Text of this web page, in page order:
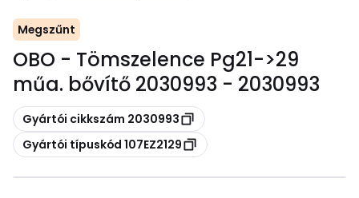
Megszűnt
OBO - Tömszelence Pg21->29
műa. bővítő 2030993 - 2030993
Másolás
Gyártói cikkszám 2030993
Másolás
Gyártói típuskód 107EZ2129